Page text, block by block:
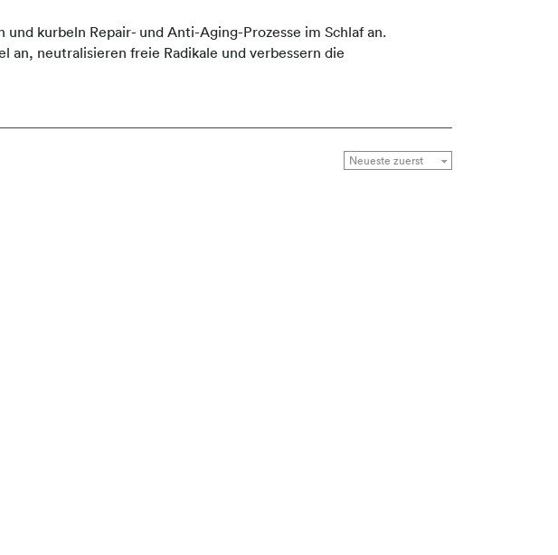
kurbeln Repair- und Anti-Aging-Prozesse im Schlaf an.
neutralisieren freie Radikale und verbessern die